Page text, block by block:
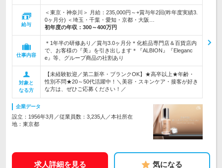
給与
＜東京・神奈川＞ 月給：235,000円～+賞与年2回(昨年度実績3.
0ヶ月分) ＜埼玉・千葉・愛知・京都・大阪…
初年度の年収： 300～400万円
仕事内容
＊1年半の研修あり／賞与3.0ヶ月分＊化粧品専門店＆百貨店内
で、お客様の『美』を引き出します＊『ALBION』『Eleganc
e』等、グループ商品の社割あり
対象と
なる方
【未経験歓迎／第二新卒・ブランクOK】★高卒以上★年齢・
性別不問★20～50代活躍中！＼美容・スキンケア・接客が好き
な方は、ぜひご応募ください！／
企業データ
設立：1956年3月／従業員数：3,235人／本社所在
地：東京都
求人詳細を見る 気になる